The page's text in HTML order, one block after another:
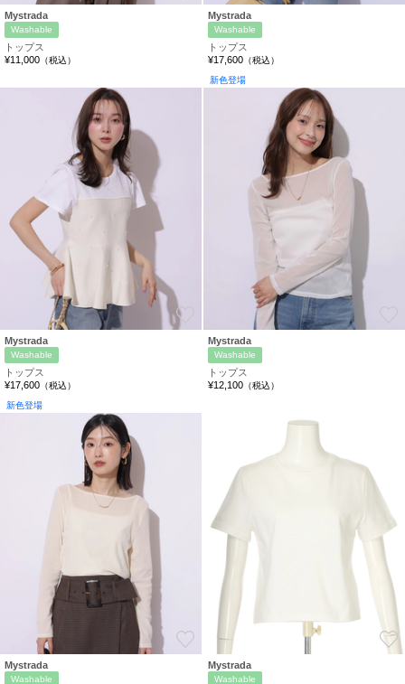
Mystrada
Washable
トップス
¥11,000 （税込）
Mystrada
Washable
トップス
¥17,600 （税込）
Mystrada
Washable
トップス
¥17,600 （税込）
新色登場
Mystrada
Washable
トップス
¥12,100 （税込）
新色登場
お気に入り
Mystrada
Washable
Mystrada
Washable